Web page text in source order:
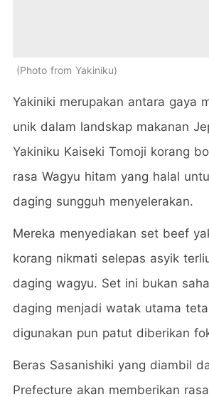
Photo from Yakiniku
Yakiniki merupakan antara gaya
unik dalam landskap makanan
Yakiniku Kaiseki Tomoji korang
rasa Wagyu hitam yang halal
daging sungguh menyelerakan.
Mereka menyediakan set beef
korang nikmati selepas asyik
daging wagyu. Set ini bukan
daging menjadi watak utama
digunakan pun patut diberikan
Beras Sasanishiki yang diambil
Prefecture akan memberikan